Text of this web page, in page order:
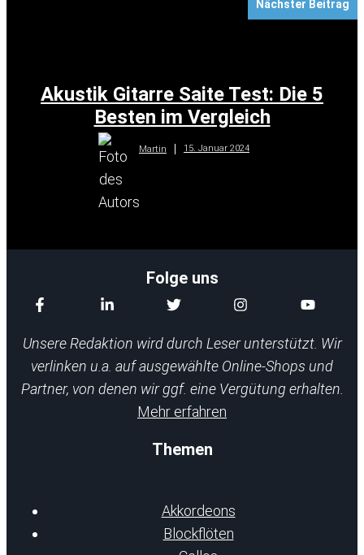
Nächster Beitrag
Akustik Gitarre Saite Test: Die 5
Besten im Vergleich
Martin 15. Januar 2024
Folge uns
Unsere Redaktion wird durch Leser unterstützt. Wir
verlinken u.a. auf ausgewählte Online-Shops und
Partner, von denen wir ggf. eine Vergütung erhalten.
Mehr erfahren
Themen
Akkordeons
Blockflöten